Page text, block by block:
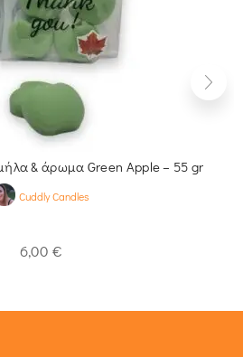
& άρωμα Green Apple – 55 gr
Cuddly Candles
6,00 €